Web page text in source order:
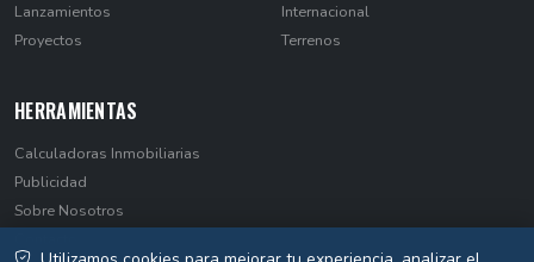
Lanzamientos
Proyectos
Internacional
Terrenos
HERRAMIENTAS
Calculadoras Inmobiliarias
Publicidad
Sobre Nosotros